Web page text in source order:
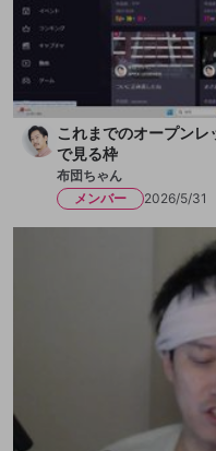
これまでのオープン
で見る枠
布団ちゃん
メンバー
2026/5/31